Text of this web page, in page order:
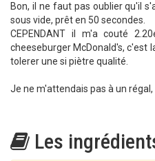
Bon, il ne faut pas oublier qu'il
sous vide, prêt en 50 secondes.
CEPENDANT il m'a couté
cheeseburger McDonald's, c'est
tolerer une si piètre qualité.
Je ne m'attendais pas à un régal,
Les